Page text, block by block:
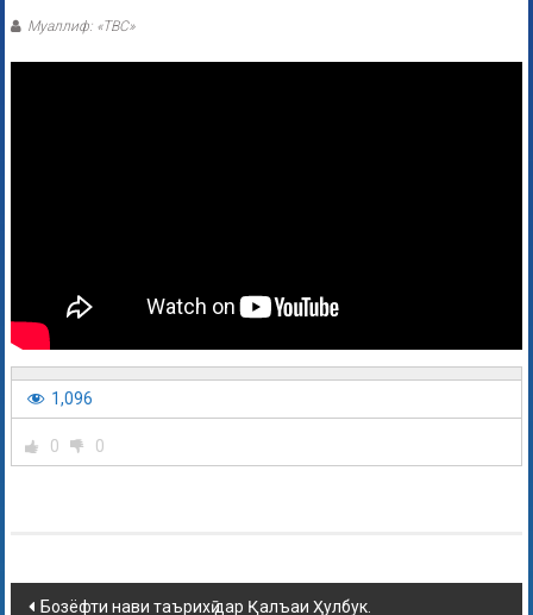
Муаллиф: «ТВС»
1,096
0 0
Бозёфти нави таърихӣ дар Қалъаи Ҳулбук.